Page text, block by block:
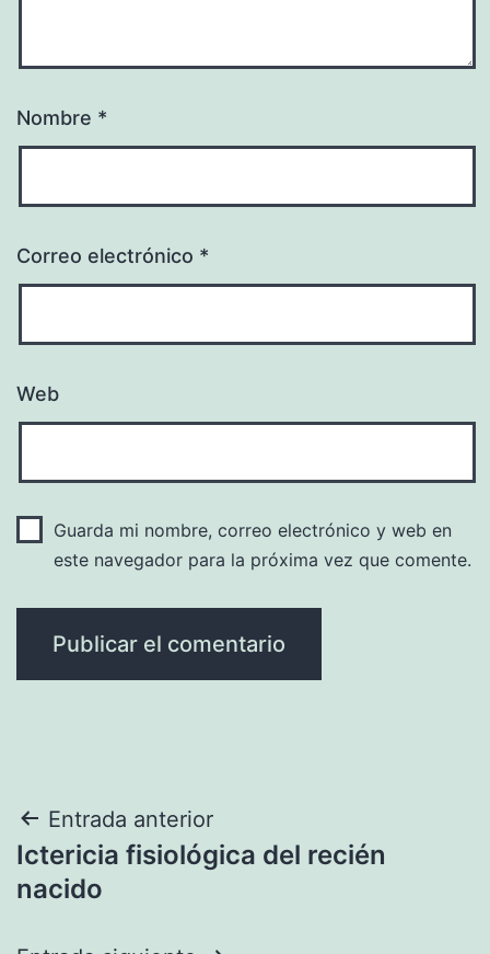
Nombre *
Correo electrónico *
Web
Guarda mi nombre, correo electrónico y web en
este navegador para la próxima vez que comente.
Navegación
de
Entrada anterior
Ictericia fisiológica del recién
nacido